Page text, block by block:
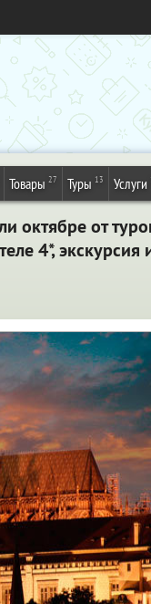
Товары 27 Туры 13 Услуги
октябре от
4*, экскурсия